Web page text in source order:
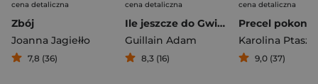
cena detaliczna
Zbój
Joanna Jagiełło
7,8 (36)
cena detaliczna
Ile jeszcze do Gwiazdki?
Guillain Adam
8,3 (16)
cena detaliczna
Karolina
9,0 (37)